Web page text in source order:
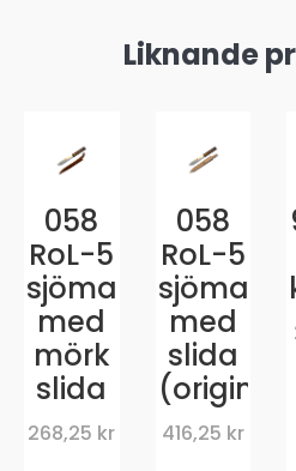
Liknande
058
RoL-5
sjömanskniv
med
mörk
slida
268,25 kr
058
RoL-5
med
slida
(original)
416,25 kr